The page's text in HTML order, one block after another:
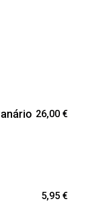
26,00 €
5,95 €